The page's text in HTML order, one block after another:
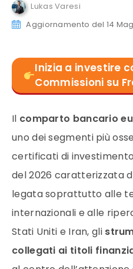
Lukas Varesi
Aggiornamento del 14
Inizia a investire
Commissioni su
Il comparto bancario
uno dei segmenti più
certificati di
del 2026 caratterizzata
legata soprattutto alle
internazionali e alle
Stati Uniti e Iran, gli
collegati ai titoli